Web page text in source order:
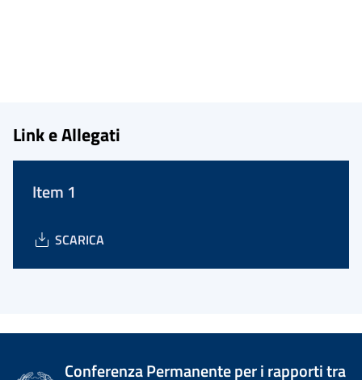
Link e Allegati
Item 1
SCARICA
Conferenza Permanente per i rapporti tra